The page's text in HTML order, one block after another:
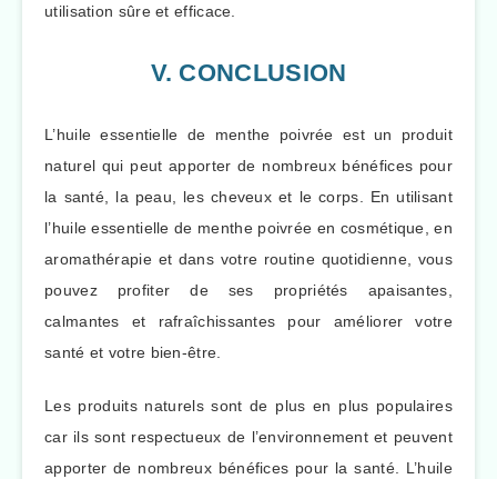
utilisation sûre et efficace.
V. CONCLUSION
L’huile essentielle de menthe poivrée est un produit
naturel qui peut apporter de nombreux bénéfices pour
la santé, la peau, les cheveux et le corps. En utilisant
l’huile essentielle de menthe poivrée en cosmétique, en
aromathérapie et dans votre routine quotidienne, vous
pouvez profiter de ses propriétés apaisantes,
calmantes et rafraîchissantes pour améliorer votre
santé et votre bien-être.
Les produits naturels sont de plus en plus populaires
car ils sont respectueux de l’environnement et peuvent
apporter de nombreux bénéfices pour la santé. L’huile